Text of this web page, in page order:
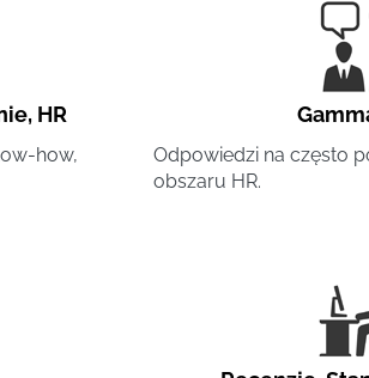
, HR
how,
Odpowiedzi na często
obszaru HR.